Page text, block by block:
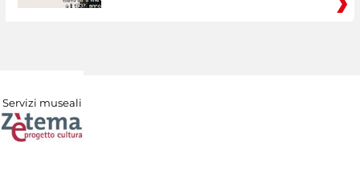
Servizi museali